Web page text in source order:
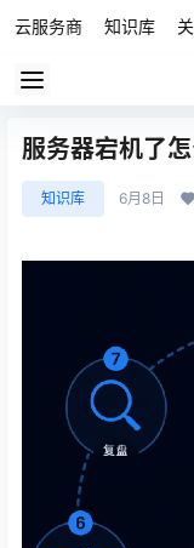
云服务商 知识库
服务器宕机了
知识库 6月8日